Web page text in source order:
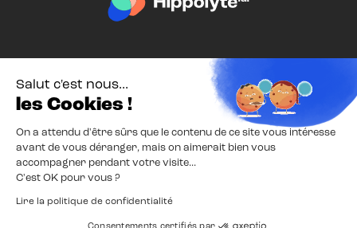
Mentions Légales Confidentialité
Salut c'est nous...
les Cookies !
On a attendu d'être sûrs que le contenu de ce site vous intéresse
avant de vous déranger, mais on aimerait bien vous
accompagner pendant votre visite...
C'est OK pour vous ?
Lire la politique de confidentialité